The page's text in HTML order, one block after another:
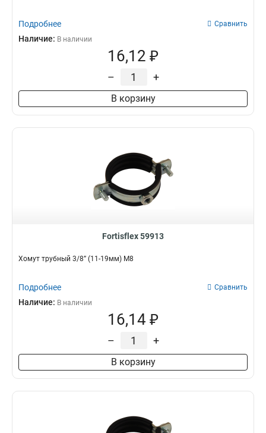
Подробнее Сравнить
Наличие: В наличии
16,12 ₽
– +
В корзину
Fortisflex 59913
Хомут трубный 3/8” (11-19мм) М8
Подробнее Сравнить
Наличие: В наличии
16,14 ₽
– +
В корзину